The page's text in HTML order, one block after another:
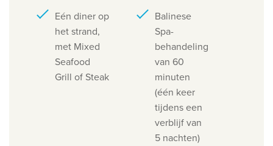
Eén diner op
het strand,
met Mixed
Seafood
Grill of Steak
Balinese
Spa-
behandeling
van 60
minuten
(één keer
tijdens een
verblijf van
5 nachten)